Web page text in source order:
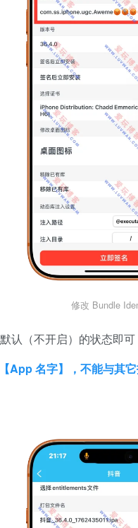
修改 Bundle
认（不开启）的状态即可
App 名字】，不能与其